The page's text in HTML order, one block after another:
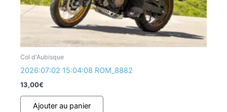
Col d'Aubisque
2026:07:02 15:04:08 ROM_8882
13,00€
Ajouter au panier